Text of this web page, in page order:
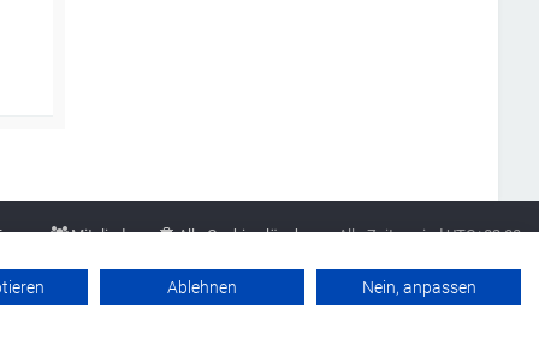
Alle Zeiten sindUTC+02:00
Alle Cookies löschen
Mitglieder
Impressum
Kontakt
Werbung buchen
Datenschutzerklärung
Ablehnen Nein, anpassen